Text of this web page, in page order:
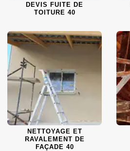
DEVIS FUITE DE
TOITURE 40
NETTOYAGE ET
RAVALEMENT DE
FAÇADE 40